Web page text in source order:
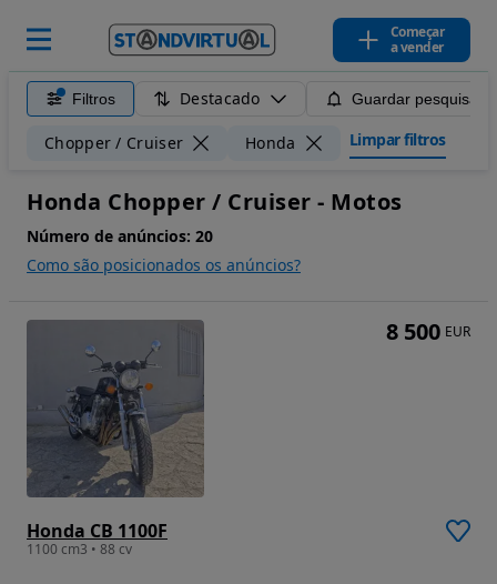
Começar
a vender
Filtros Destacado Guardar pesquisa
Chopper / Cruiser Honda Limpar filtros
Honda Chopper / Cruiser - Motos
Número de anúncios: 20
Como são posicionados os anúncios?
Honda CB 1100F
1100 cm3 • 88 cv
8 500 EUR